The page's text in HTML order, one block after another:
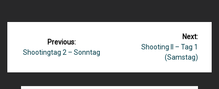
Previous:
Previous
Shootingtag 2 – Sonntag
Next:
Next
Shooting II – Tag 1
(Samstag)